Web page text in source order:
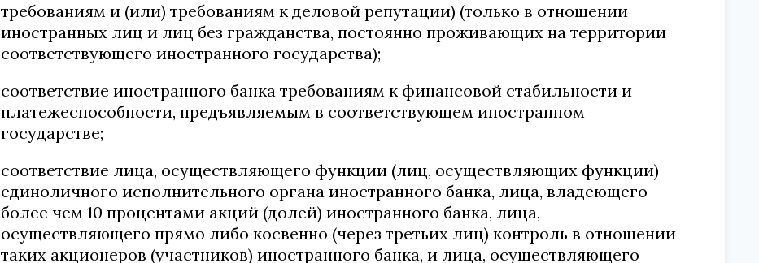
требованиям и (или) требованиям к деловой репутации) (только в отношении
иностранных лиц и лиц без гражданства, постоянно проживающих на территории
соответствующего иностранного государства);
соответствие иностранного банка требованиям к финансовой стабильности и
платежеспособности, предъявляемым в соответствующем иностранном
государстве;
соответствие лица, осуществляющего функции (лиц, осуществляющих функции)
единоличного исполнительного органа иностранного банка, лица, владеющего
более чем 10 процентами акций (долей) иностранного банка, лица,
осуществляющего прямо либо косвенно (через третьих лиц) контроль в отношении
таких акционеров (участников) иностранного банка, и лица, осуществляющего